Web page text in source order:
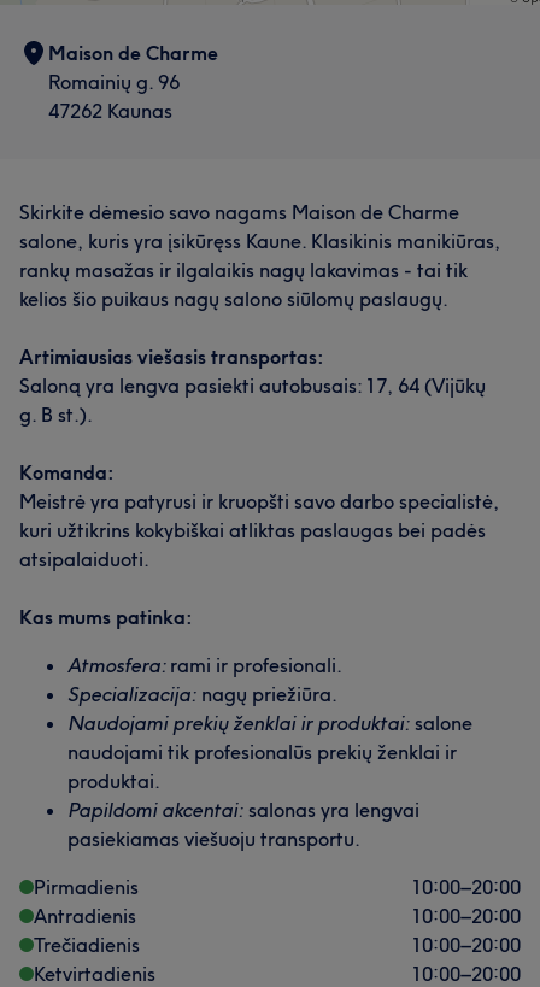
Maison de Charme
Romainių g. 96
47262 Kaunas
Skirkite dėmesio savo nagams Maison de Charme
salone, kuris yra įsikūręss Kaune. Klasikinis manikiūras,
rankų masažas ir ilgalaikis nagų lakavimas - tai tik
kelios šio puikaus nagų salono siūlomų paslaugų.
Artimiausias viešasis transportas:
Saloną yra lengva pasiekti autobusais: 17, 64 (Vijūkų
g. B st.).
Komanda:
Meistrė yra patyrusi ir kruopšti savo darbo specialistė,
kuri užtikrins kokybiškai atliktas paslaugas bei padės
atsipalaiduoti.
Kas mums patinka:
Atmosfera: rami ir profesionali.
Specializacija: nagų priežiūra.
Naudojami prekių ženklai ir produktai: salone
naudojami tik profesionalūs prekių ženklai ir
produktai.
Papildomi akcentai: salonas yra lengvai
pasiekiamas viešuoju transportu.
Pirmadienis
10:00–20:00
Antradienis
10:00–20:00
Trečiadienis
10:00–20:00
Ketvirtadienis
10:00–20:00